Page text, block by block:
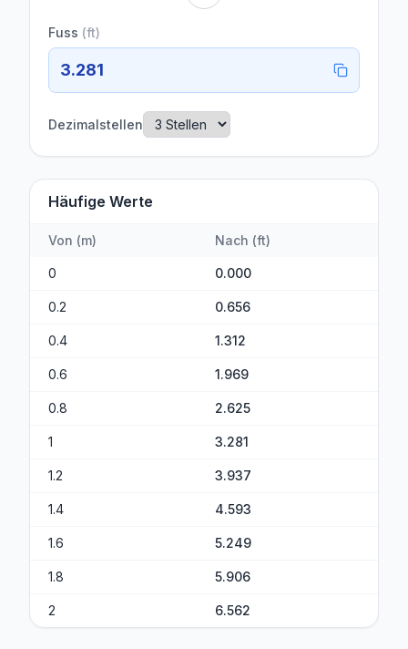
Fuss (ft)
3.281
Dezimalstellen
Häufige Werte
Von (m) Nach (ft)
0 0.000
0.2 0.656
0.4 1.312
0.6 1.969
0.8 2.625
1 3.281
1.2 3.937
1.4 4.593
1.6 5.249
1.8 5.906
2 6.562